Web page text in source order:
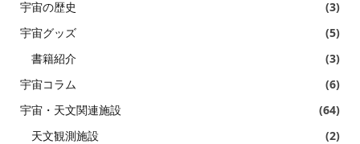
宇宙の歴史
(3)
宇宙グッズ
(5)
書籍紹介
(3)
宇宙コラム
(6)
宇宙・天文関連施設
(64)
天文観測施設
(2)